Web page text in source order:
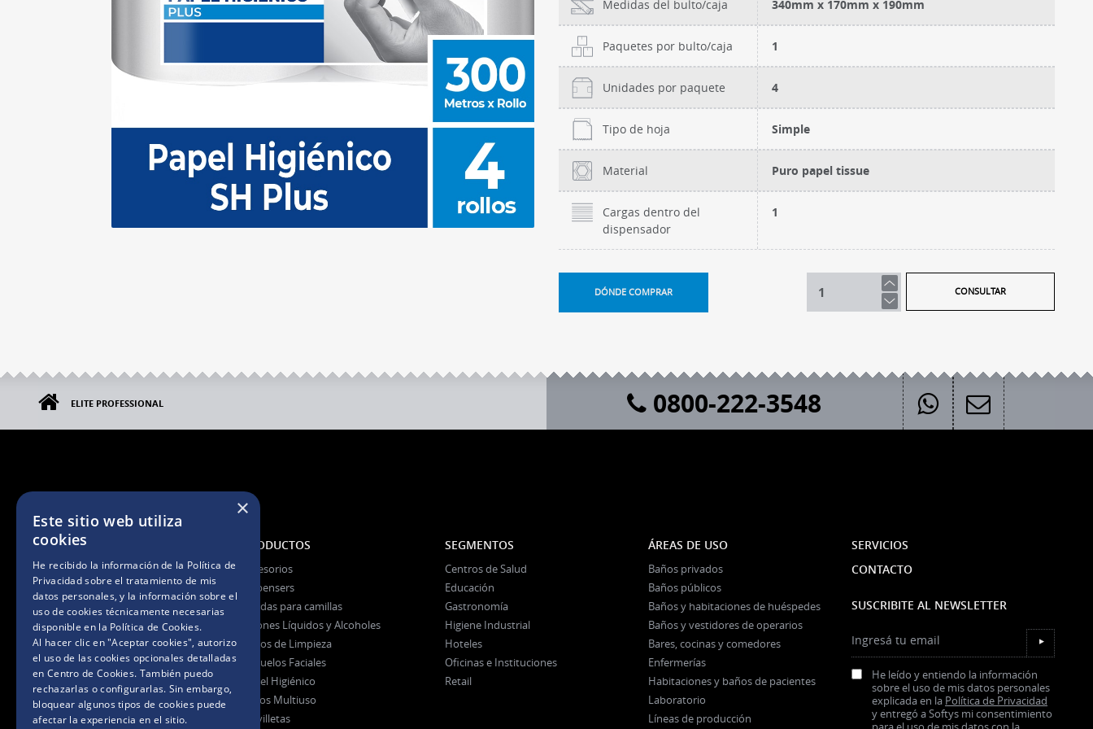
Medidas del bulto/caja 340mm x 170mm x 190mm
Paquetes por bulto/caja 1
Unidades por paquete 4
Tipo de hoja Simple
Material Puro papel tissue
Cargas dentro del
dispensador
1
DÓNDE COMPRAR CONSULTAR
ELITE PROFESSIONAL 0800-222-3548
NOSOTROS
La Empresa
La Marca
Certificaciones
Preguntas Frecuentes
PRODUCTOS
Accesorios
Dispensers
Fundas para camillas
Jabones Líquidos y Alcoholes
Paños de Limpieza
Pañuelos Faciales
Papel Higiénico
Rollos Multiuso
Servilletas
SEGMENTOS
Centros de Salud
Educación
Gastronomía
Higiene Industrial
Hoteles
Oficinas e Instituciones
Retail
ÁREAS DE USO
Baños privados
Baños públicos
Baños y habitaciones de huéspedes
Baños y vestidores de operarios
Bares, cocinas y comedores
Enfermerías
Habitaciones y baños de pacientes
Laboratorio
Líneas de producción
SERVICIOS
CONTACTO
SUSCRIBITE AL NEWSLETTER
Ingresá tu email
He leído y entiendo la información
sobre el uso de mis datos personales
explicada en la Política de Privacidad
y entregó a Softys mi consentimiento
▼
×
Este sitio web utiliza
cookies
He recibido la información de la Política de
Privacidadsobre el tratamiento de mis
datos personales, y la información sobre el
uso de cookies técnicamente necesarias
disponible en la Política de Cookies.
Al hacer clic en "Aceptar cookies", autorizo
el uso de las cookies opcionales detalladas
en Centro de Cookies. También puedo
rechazarlas o configurarlas. Sin embargo,
bloquear algunos tipos de cookies puede
afectar la experiencia en el sitio.